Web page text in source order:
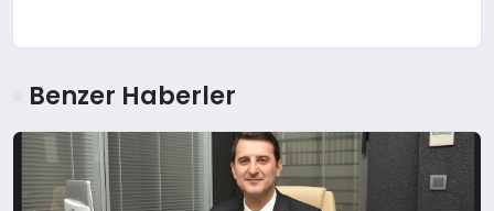
Benzer Haberler